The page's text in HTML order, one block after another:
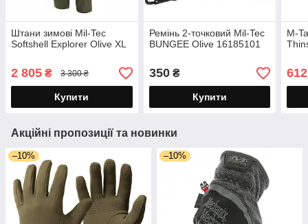
Штани зимові Mil-Tec
Softshell Explorer Olive XL
2 805 ₴ 3 300 ₴
Купити
Ремінь 2-точковий Mil-Tec
BUNGEE Olive 16185101
350₴
Купити
M-
612
Акційні пропозиції та новинки
–10% –10%